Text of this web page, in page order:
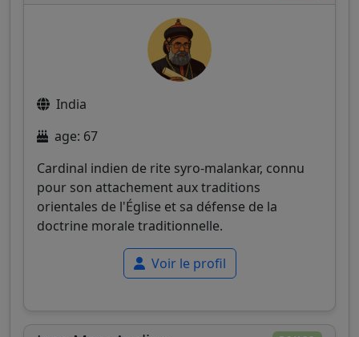
India
age: 67
Cardinal indien de rite syro-malankar, connu
pour son attachement aux traditions
orientales de l'Église et sa défense de la
doctrine morale traditionnelle.
Voir le profil